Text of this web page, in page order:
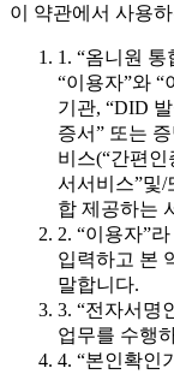
이 약관에서 사용
1. “옴니원
“이용자”와 “
기관, “DID
증서” 또는
비스(“간편인
서서비스”및/
합 제공하는
2. “이용자”
입력하고 본
말합니다.
3. “전자서명
업무를 수행
4. “본인확인